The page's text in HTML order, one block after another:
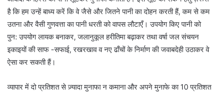
है कि हम उन्हें बाध्य करें कि वे जैसे और जितने पानी का दोहन करती हैं, कम से कम
उतना और वैसी गुणवत्ता का पानी धरती को वापस लौटाएँ। उपयोग किए पानी को
पुन: उपयोग लायक बनाकर, जलानुकूल हरीतिमा बढ़ाकर तथा वर्षा जल संचयन
इकाइयों की साफ -सफाई, रखरखाव व नए ढाँचों के निर्माण की जवाबदेही उठाकर वे
ऐसा कर सकती हैं।
व्यापार में दो प्रतिशत से ज़्यादा मुनाफा न कमाना और अपने मुनाफे का 10 प्रतिशत